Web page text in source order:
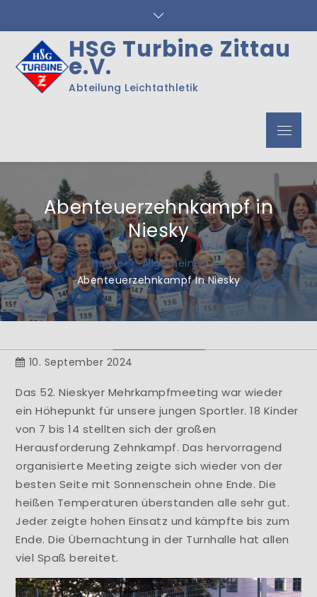
content
HSG Turbine Zittau
e.V.
Abteilung Leichtathletik
Menu
Abenteuerzehnkampf in
Niesky
Home
Allgemeines
Abenteuerzehnkampf In Niesky
Herzlich Willkommen
Learn More
10. September 2024
Das 52. Nieskyer Mehrkampfmeeting war wieder
ein Höhepunkt für unsere jungen Sportler. 18 Kinder
von 7 bis 14 stellten sich der großen
Herausforderung Zehnkampf. Das hervorragend
organisierte Meeting zeigte sich wieder von der
besten Seite mit Sonnenschein ohne Ende. Die
heißen Temperaturen überstanden alle sehr gut.
Jeder zeigte hohen Einsatz und kämpfte bis zum
Ende. Die Übernachtung in der Turnhalle hat allen
viel Spaß bereitet.